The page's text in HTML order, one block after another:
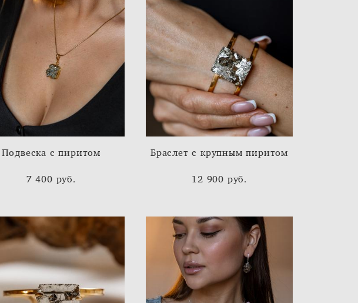
Подвеска с пиритом
7 400 pуб.
Браслет с крупным пиритом
12 900 pуб.